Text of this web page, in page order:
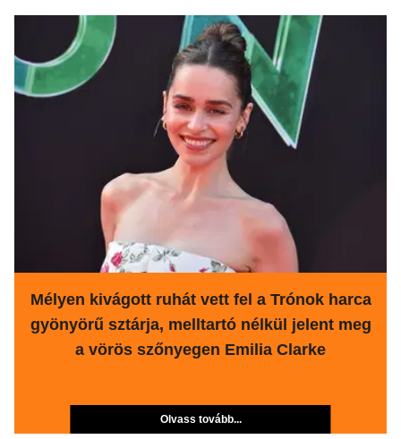
Mélyen kivágott ruhát vett fel a Trónok harca
gyönyörű sztárja, melltartó nélkül jelent meg
a vörös szőnyegen Emilia Clarke
Olvass tovább...